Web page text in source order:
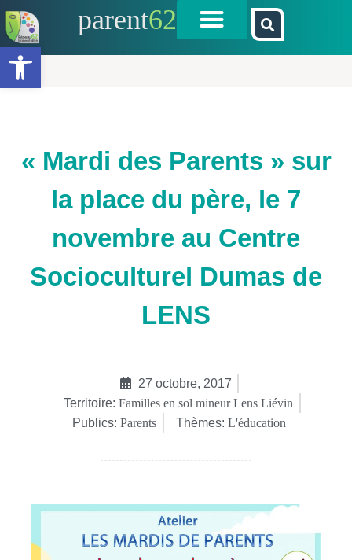
Ouvrir la barre d’outils
parent62
« Mardi des Parents » sur
la place du père, le 7
novembre au Centre
Socioculturel Dumas de
LENS
27 octobre, 2017
Territoire: Familles en sol mineur Lens Liévin
Publics: Parents Thèmes: L'éducation